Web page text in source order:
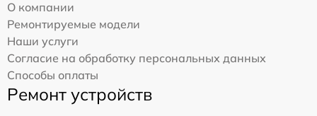
О компании
Ремонтируемые модели
Наши услуги
Согласие на обработку персональных данных
Способы оплаты
Ремонт устройств